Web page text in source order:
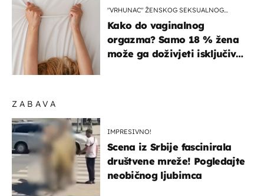
ZABAVA
IMPRESIVNO!
Scena iz Srbije fascinirala
društvene mreže! Pogledajte
neobičnog ljubimca
"VRHUNAC" ŽENSKOG SEKSUALNOG
Kako do vaginalnog
orgazma? Samo 18 % žena
može ga doživjeti isključivo